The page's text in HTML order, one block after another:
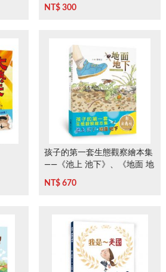
NT$ 300
孩子的第一套生態觀察繪本集
——《池上 池下》、《地面 地
下》
NT$ 670